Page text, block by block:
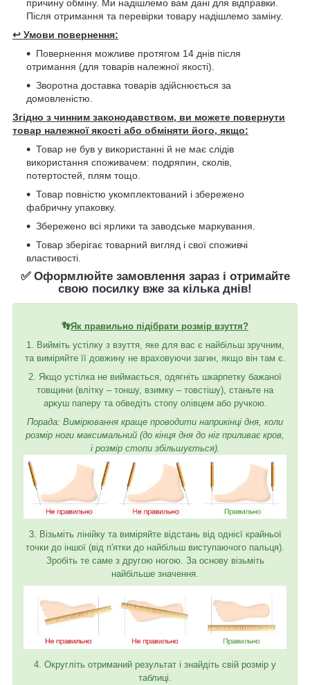
причину обміну. Ми надішлемо вам дані для відправки.
Після отримання та перевірки товару надішлемо заміну.
↩️ Умови повернення:
Повернення можливе протягом 14 днів після
отримання (для товарів належної якості).
Зворотна доставка товарів здійснюється за
домовленістю.
Згідно з чинним законодавством, ви можете повернути
товар належної якості або обміняти його, якщо:
Товар не був у використанні й не має слідів
використання споживачем: подряпин, сколів,
потертостей, плям тощо.
Товар повністю укомплектований і збережено
фабричну упаковку.
Збережено всі ярлики та заводське маркування.
Товар зберігає товарний вигляд і свої споживчі
властивості.
✅ Оформлюйте замовлення зараз і отримайте
свою посилку вже за кілька днів!
👣Як правильно підібрати розмір взуття?
1. Вийміть устілку з взуття, яке для вас є найбільш зручним,
та виміряйте її довжину не враховуючи загин, якщо він там є.
2. Якщо устілка не виймається, одягніть шкарпетку бажаної
товщини (влітку – тоншу, взимку – товстішу), станьте на
аркуш паперу та обведіть стопу олівцем або ручкою.
Порада: Вимірювання краще проводити наприкінці дня, коли
розмір ноги максимальний (до кінця дня до ніг приливає кров,
і розмір стопи збільшується).
3. Візьміть лінійку та виміряйте відстань від однієї крайньої
точки до іншої (від п'ятки до найбільш виступаючого пальця).
Зробіть те саме з другою ногою. За основу візьміть
найбільше значення.
4. Округліть отриманий результат і знайдіть свій розмір у
таблиці.